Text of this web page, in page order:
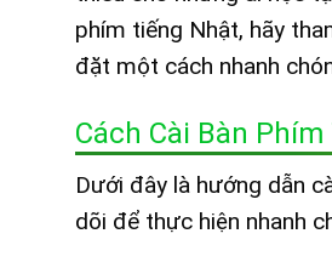
phím tiếng Nhật, hãy
đặt một cách nhanh
Cách Cài Bàn
Dưới đây là hướng dẫn
dõi để thực hiện nhanh